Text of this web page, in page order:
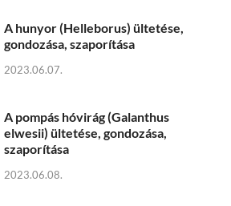
A hunyor (Helleborus) ültetése,
gondozása, szaporítása
2023.06.07.
A pompás hóvirág (Galanthus
elwesii) ültetése, gondozása,
szaporítása
2023.06.08.